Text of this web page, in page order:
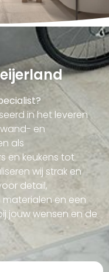
in het leveren
en
als
en keukens tot
wij strak en
detail,
en een
jouw wensen en de